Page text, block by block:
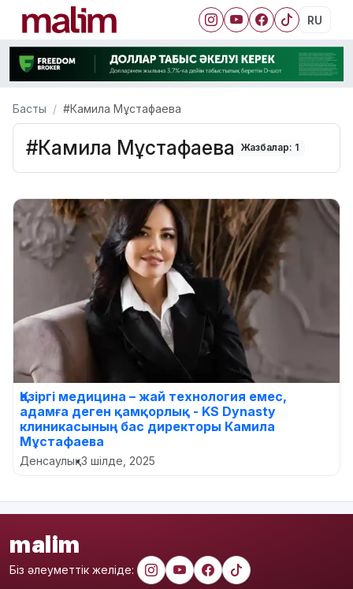
RU
Басты #Камила Мұстафаева
#Камила Мұстафаева Жазбалар: 1
Қазіргі медицина – жай технология емес,
адамға деген қамқорлық - KS Dynasty
клиникасының бас директоры Камила
Мұстафаева
Денсаулық•3 шілде, 2025
malim
Біз әлеуметтік желіде: